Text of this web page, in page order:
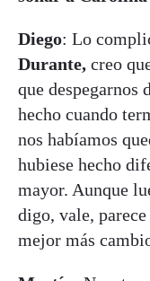
Diego: Lo
Durante, creo
que despegarnos
hecho cuando
nos habíamos
hubiese hecho
mayor. Aunque
digo, vale,
mejor más